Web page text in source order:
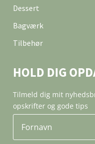
Dessert
Bagværk
Tilbehør
HOLD DIG
Tilmeld dig mit
opskrifter og gode tips